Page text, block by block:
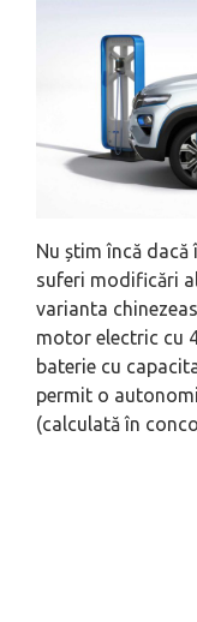
Nu știm încă dacă
suferi modificări
varianta
motor electric cu
baterie cu
permit o
(calculată în